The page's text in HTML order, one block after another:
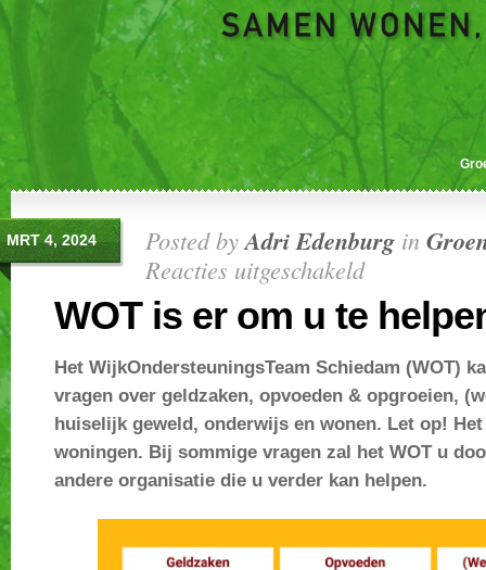
MRT 4, 2024 Posted byAdri Edenburg in
Reacties uitgeschakeldvoor
is
om
u
te
helpen
WOT is er om u te
Het WijkOndersteuningsTeam Schiedam (WOT)
vragen over geldzaken, opvoeden & opgroeien,
huiselijk geweld, onderwijs en wonen. Let op! Het
woningen. Bij sommige vragen zal het WOT u
andere organisatie die u verder kan helpen.